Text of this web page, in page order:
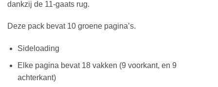
dankzij de 11-gaats rug.
Deze pack bevat 10 groene pagina’s.
Sideloading
Elke pagina bevat 18 vakken (9 voorkant, en 9
achterkant)